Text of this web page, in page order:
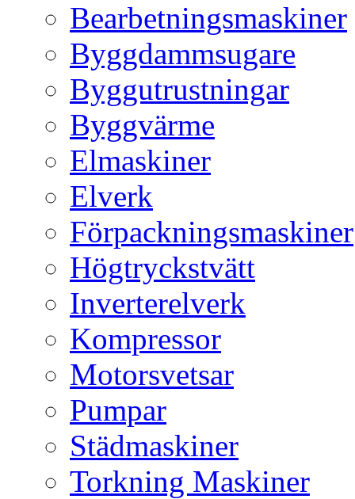
Bearbetningsmaskiner
Byggdammsugare
Byggutrustningar
Byggvärme
Elmaskiner
Elverk
Förpackningsmaskiner
Högtryckstvätt
Inverterelverk
Kompressor
Motorsvetsar
Pumpar
Städmaskiner
Torkning Maskiner